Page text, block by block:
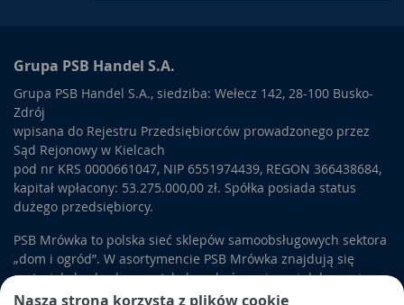
Nasza strona korzysta z plików cookie
Grupa PSB Handel S.A.
Grupa PSB Handel S.A., siedziba: Wełecz 142, 28-100 Busko-
Zdrój
wpisana do Rejestru Przedsiębiorców prowadzonego przez
Sąd Rejonowy w Kielcach
pod nr KRS 0000661047, NIP 6551974439, REGON 366438684,
kapitał wpłacony: 53.275.000,00 zł. Spółka posiada status
dużego przedsiębiorcy.
PSB Mrówka to polska sieć sklepów samoobsługowych sektora
„dom i ogród”. W asortymencie PSB Mrówka znajdują się
materiały budowlane, artykuły wykończeniowe i dekoracyjne,
wyposażenie łazienek i kuchni, elektronarzędzia, a także